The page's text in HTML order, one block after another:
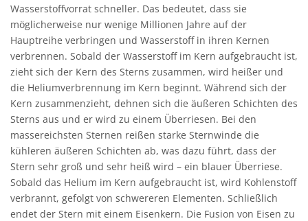
Wasserstoffvorrat schneller. Das bedeutet, dass sie
möglicherweise nur wenige Millionen Jahre auf der
Hauptreihe verbringen und Wasserstoff in ihren Kernen
verbrennen. Sobald der Wasserstoff im Kern aufgebraucht ist,
zieht sich der Kern des Sterns zusammen, wird heißer und
die Heliumverbrennung im Kern beginnt. Während sich der
Kern zusammenzieht, dehnen sich die äußeren Schichten des
Sterns aus und er wird zu einem Überriesen. Bei den
massereichsten Sternen reißen starke Sternwinde die
kühleren äußeren Schichten ab, was dazu führt, dass der
Stern sehr groß und sehr heiß wird – ein blauer Überriese.
Sobald das Helium im Kern aufgebraucht ist, wird Kohlenstoff
verbrannt, gefolgt von schwereren Elementen. Schließlich
endet der Stern mit einem Eisenkern. Die Fusion von Eisen zu